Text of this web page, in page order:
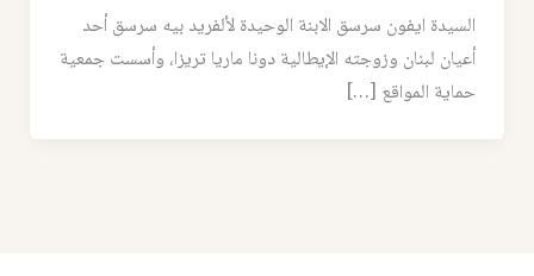
السيدة ايفون سرسق الابنة الوحيدة لألفريد بيه سرسق أحد
أعيان لبنان وزوجته الإيطالية دونا ماريا تريزا، وأسست جمعية
حماية المواقع […]